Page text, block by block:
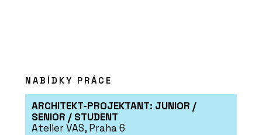
Výukový portál CEGRA Learn –
NABÍDKY PRÁCE
ARCHITEKT-PROJEKTANT: JUNIOR /
SENIOR / STUDENT
Atelier VAS, Praha 6